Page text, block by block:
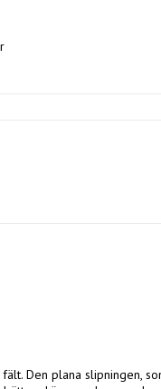
Den plana slipningen,